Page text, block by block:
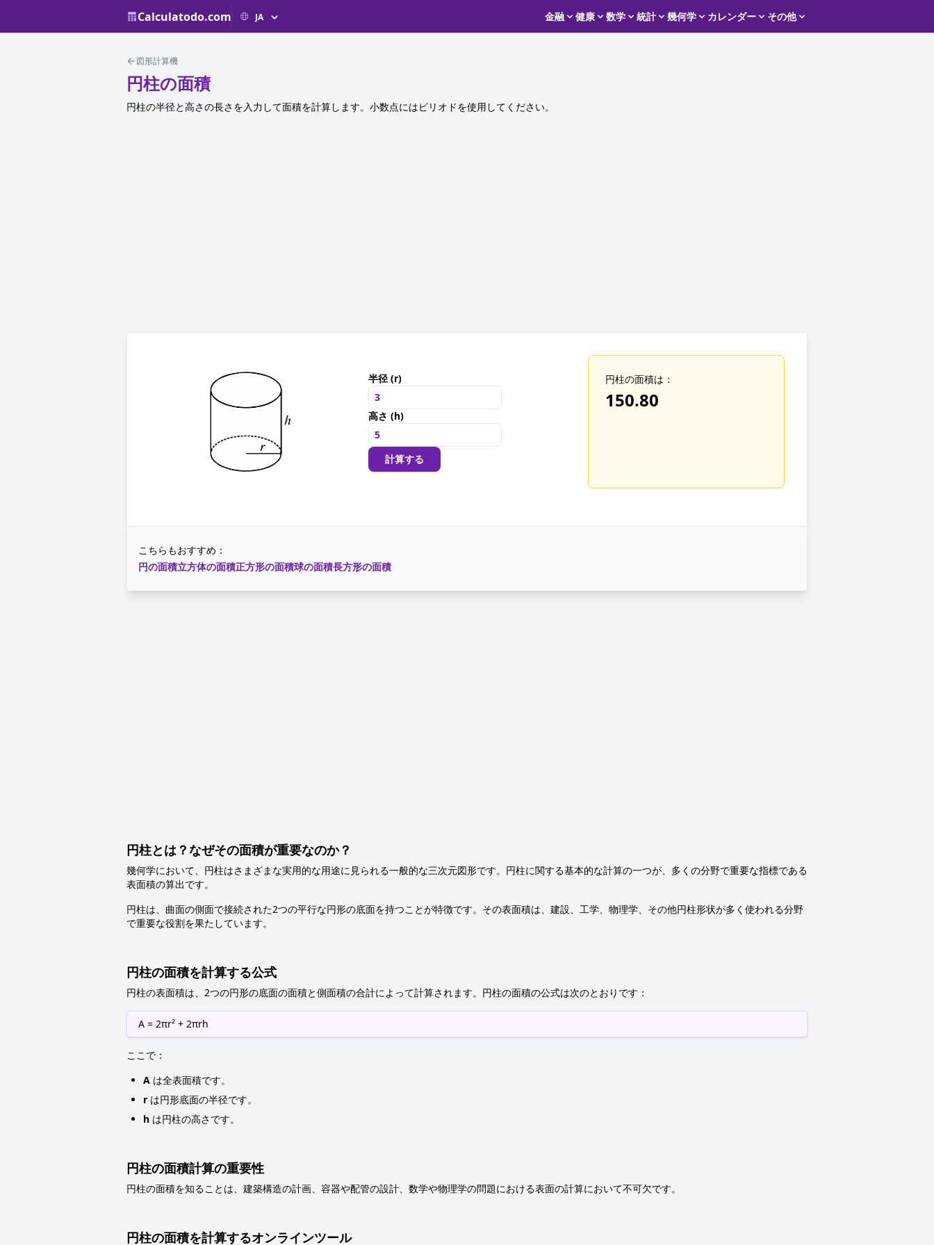
Calculatodo.com 金融 健康 数学 統計 幾何学 カレンダー その他
図形計算機
円柱の面積
円柱の半径と高さの長さを入力して面積を計算します。小数点にはピリオドを使用してください。
半径 (r)
高さ (h)
計算する
円柱の面積は：
150.80
こちらもおすすめ：
円の面積立方体の面積正方形の面積球の面積長方形の面積
円柱とは？なぜその面積が重要なのか？
幾何学において、円柱はさまざまな実用的な用途に見られる一般的な三次元図形です。円柱に関する基本的な計算の一つが、多くの分野で重要な指標である
表面積の算出です。
円柱は、曲面の側面で接続された2つの平行な円形の底面を持つことが特徴です。その表面積は、建設、工学、物理学、その他円柱形状が多く使われる分野
で重要な役割を果たしています。
円柱の面積を計算する公式
円柱の表面積は、2つの円形の底面の面積と側面積の合計によって計算されます。円柱の面積の公式は次のとおりです：
A = 2πr² + 2πrh
ここで：
A は全表面積です。
r は円形底面の半径です。
h は円柱の高さです。
円柱の面積計算の重要性
円柱の面積を知ることは、建築構造の計画、容器や配管の設計、数学や物理学の問題における表面の計算において不可欠です。
円柱の面積を計算するオンラインツール